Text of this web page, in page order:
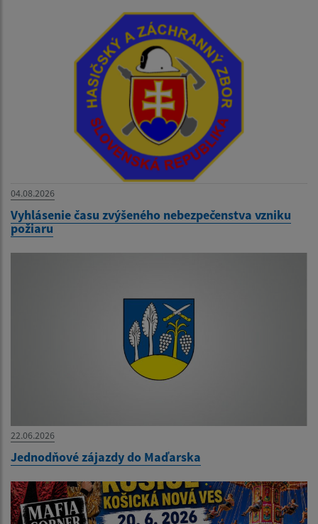
04.08.2026
Vyhlásenie času zvýšeného nebezpečenstva vzniku
požiaru
22.06.2026
Jednodňové zájazdy do Maďarska